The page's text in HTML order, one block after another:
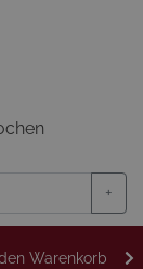
+
Warenkorb